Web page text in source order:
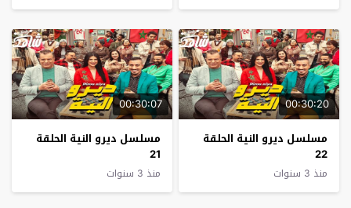
00:30:20
مسلسل ديرو النية الحلقة
22
منذ 3 سنوات
00:30:07
مسلسل ديرو النية الحلقة
21
منذ 3 سنوات